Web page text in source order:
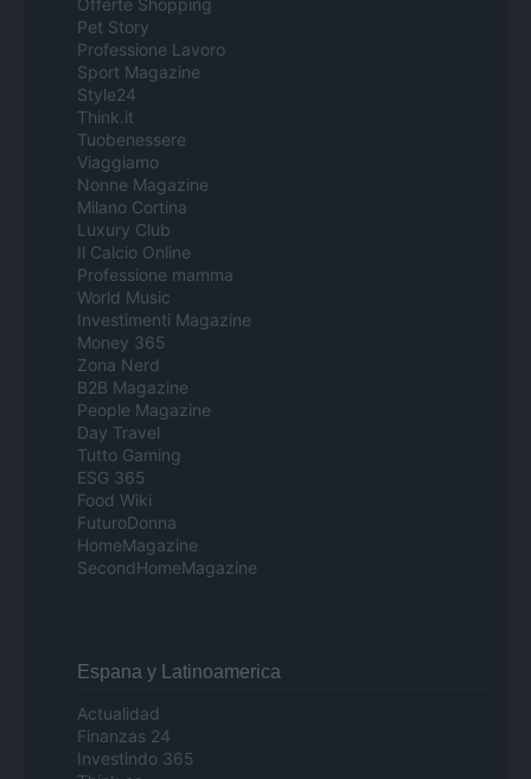
Offerte Shopping
Pet Story
Professione Lavoro
Sport Magazine
Style24
Think.it
Tuobenessere
Viaggiamo
Nonne Magazine
Milano Cortina
Luxury Club
Il Calcio Online
Professione mamma
World Music
Investimenti Magazine
Money 365
Zona Nerd
B2B Magazine
People Magazine
Day Travel
Tutto Gaming
ESG 365
Food Wiki
FuturoDonna
HomeMagazine
SecondHomeMagazine
Espana y Latinoamerica
Actualidad
Finanzas 24
Investindo 365